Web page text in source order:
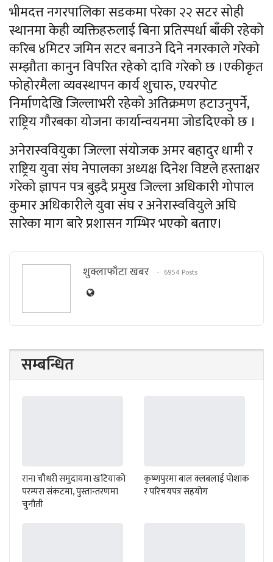
भीमदत्त नगरपालिका सडकमा परेका २२ सटर सोही
स्थानमा केही व्यक्तिहरुलाई बिना प्रतिस्पर्धा बाँकी रहेको
करिब ४मिटर जमिन सटर बनाउने दिने नगरकाले गरेको
सम्झौता कानुन विपरित रहेको दावि गरेको छ ।एकीकृत
फोहोरमैला व्यवस्थापन कार्य शुचारु, एयरपोट
निर्माणदेखि जिल्लाभरी रहेको अतिक्रमण हटाउनुपर्ने,
राष्ट्रिय गौरबका योजना कार्यान्वयनमा जोडदिएको छ ।
अनेरास्ववियुका जिल्ला संयोजक अमर बहादुर धामी र
राष्ट्रिय युवा संघ नेपालका अध्यक्ष दिनेश विष्टले हस्ताक्षर
गरेको ज्ञापन पत्र बुझ्दै प्रमुख जिल्ला अधिकारी गोपाल
कुमार अधिकारीले युवा संघ र अनेरास्ववियुले अघि
सारेका माग बारे प्रशासन गम्भिर भएको बताए।
शुक्लाफाँटा खबर 6954 Posts
सम्बन्धित
राना चौधरी समुदायमा खटियाको
परम्परा संकटमा, पुस्तान्तरणमा
चुनौती
कृष्णपुरमा बाल क्लबलाई पोशाक
र परिचयपत्र सहयोग